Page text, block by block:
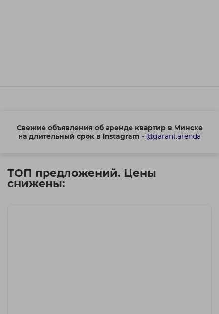
Свежие объявления об аренде квартир в Минске
на длительный срок в instagram - @garant.arenda
ТОП предложений. Цены
снижены: